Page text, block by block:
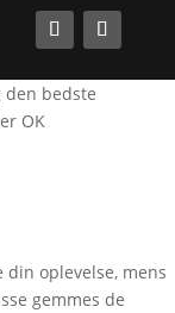
den bedste
OK
oplevelse, mens
gemmes de